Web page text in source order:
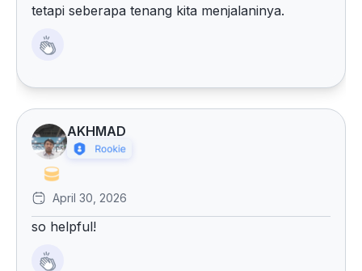
tetapi seberapa tenang kita menjalaninya.
AKHMAD
April 30, 2026
so helpful!